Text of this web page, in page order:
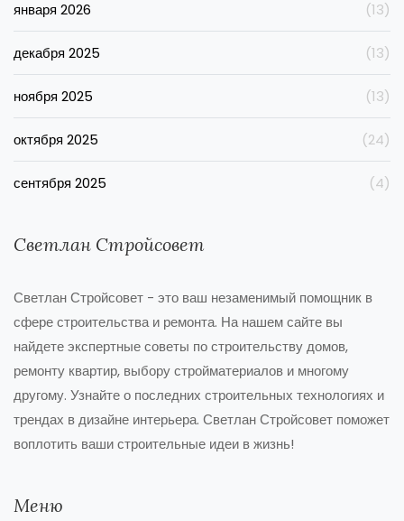
января 2026 (13)
декабря 2025 (13)
ноября 2025 (13)
октября 2025 (24)
сентября 2025 (4)
Светлан Стройсовет
Светлан Стройсовет - это ваш незаменимый помощник в
сфере строительства и ремонта. На нашем сайте вы
найдете экспертные советы по строительству домов,
ремонту квартир, выбору стройматериалов и многому
другому. Узнайте о последних строительных технологиях и
трендах в дизайне интерьера. Светлан Стройсовет поможет
воплотить ваши строительные идеи в жизнь!
Меню